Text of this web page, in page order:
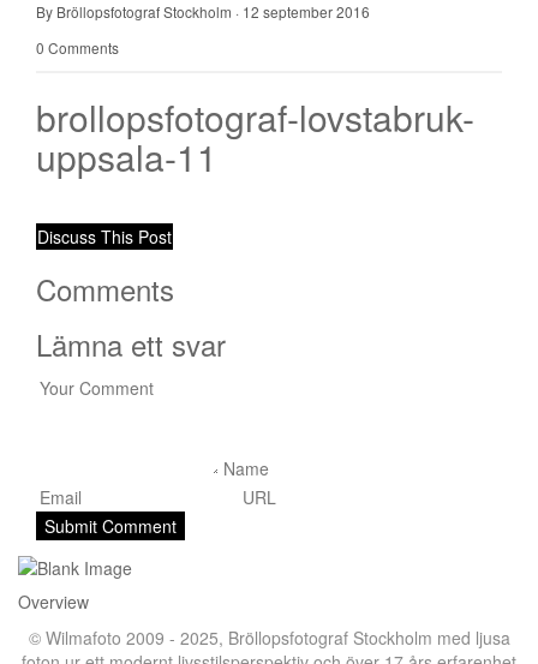
By Bröllopsfotograf Stockholm · 12 september 2016
0 Comments
brollopsfotograf-lovstabruk-
uppsala-11
Discuss This Post
Comments
Lämna ett svar
Overview
© Wilmafoto 2009 - 2025, Bröllopsfotograf Stockholm med ljusa